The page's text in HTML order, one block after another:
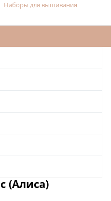
Наборы для вышивания
(Алиса)